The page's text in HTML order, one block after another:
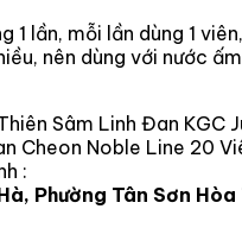
1 lần, mỗi lần dùng 1
nên dùng với nước
Sâm Linh Đan KGC
Cheon Noble Line 20
:
Phường Tân Sơn Hòa